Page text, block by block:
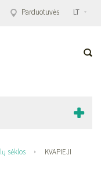
LT
Parduotuvės
sėklos
KVAPIEJI